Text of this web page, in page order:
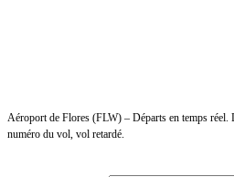
Aéroport de Flores (FLW) – Départs en temps réel.
numéro du vol, vol retardé.